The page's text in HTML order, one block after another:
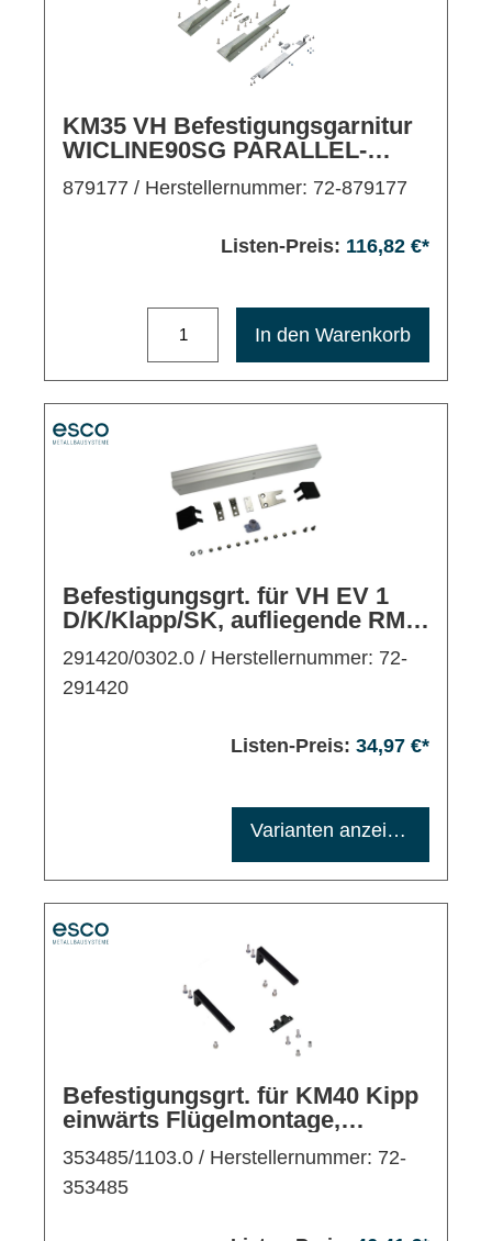
KM35 VH Befestigungsgarnitur
WICLINE90SG PARALLEL-
AUSSTELLFENSTER,
RAHMENMONTAGE
879177 / Herstellernummer: 72-879177
Listen-Preis: 116,82 €*
In den Warenkorb
Befestigungsgrt. für VH EV 1
D/K/Klapp/SK, aufliegende RM
ausw.
291420/0302.0 / Herstellernummer: 72-
291420
Listen-Preis: 34,97 €*
Maximale Bestellmenge: 1200
Varianten anzeigen
Befestigungsgrt. für KM40 Kipp
einwärts Flügelmontage,
schwarz
353485/1103.0 / Herstellernummer: 72-
353485